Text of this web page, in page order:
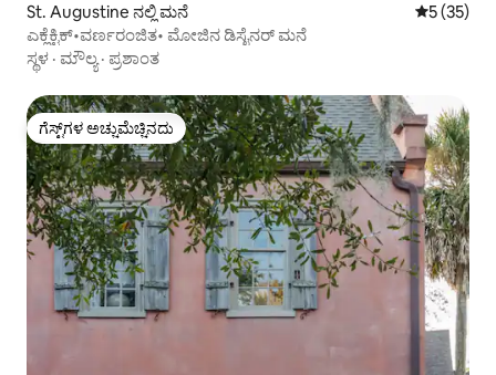
St. Augustine ನಲ್ಲಿ ಮನೆ 5 ರಲ್ಲಿ 5
5 (35)
ಎಕ್ಲೆಕ್ಟಿಕ್•ವರ್ಣರಂಜಿತ• ಮೋಜಿನ ಡಿಸೈನರ್ ಮನೆ
ಸ್ಥಳ · ಮೌಲ್ಯ· ಪ್ರಶಾಂತ
ಗೆಸ್ಟ್‌ಗಳ ಅಚ್ಚುಮೆಚ್ಚಿನದು
ಗೆಸ್ಟ್‌ಗಳ ಅಚ್ಚುಮೆಚ್ಚಿನದು